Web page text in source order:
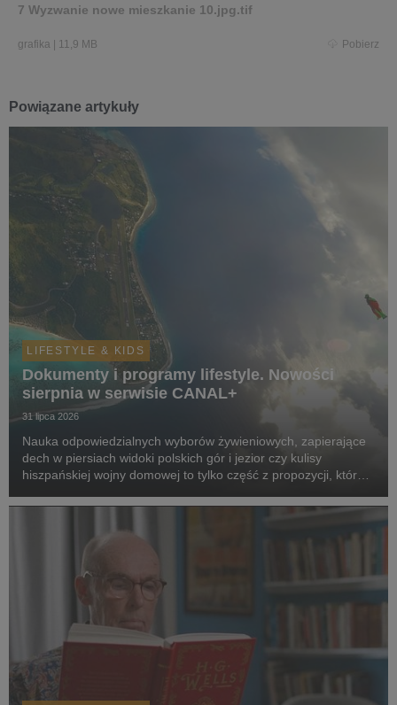
7 Wyzwanie nowe mieszkanie 10.jpg.tif
grafika 11,9 MB Pobierz
Powiązane artykuły
LIFESTYLE & KIDS
Dokumenty i programy lifestyle. Nowości
sierpnia w serwisie CANAL+
31 lipca 2026
Nauka odpowiedzialnych wyborów żywieniowych, zapierające
dech w piersiach widoki polskich gór i jezior czy kulisy
hiszpańskiej wojny domowej to tylko część z propozycji, które